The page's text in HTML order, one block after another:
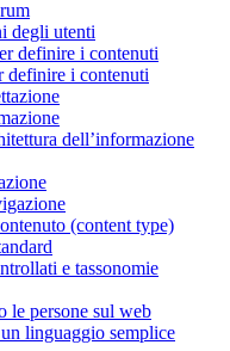
degli utenti
definire i contenuti
definire i contenuti
dell’informazione
(content type)
e tassonomie
le persone sul web
linguaggio semplice